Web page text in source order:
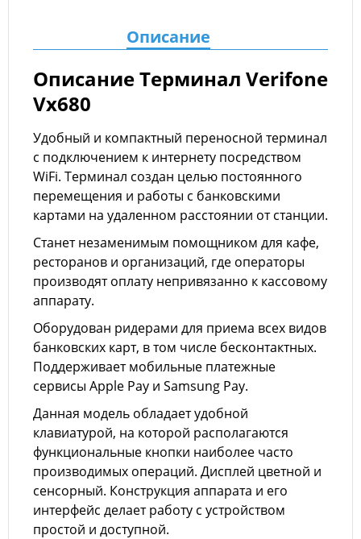
Описание
Описание Терминал Verifone
Vx680
Удобный и компактный переносной терминал
с подключением к интернету посредством
WiFi. Терминал создан целью постоянного
перемещения и работы с банковскими
картами на удаленном расстоянии от станции.
Станет незаменимым помощником для кафе,
ресторанов и организаций, где операторы
производят оплату непривязанно к кассовому
аппарату.
Оборудован ридерами для приема всех видов
банковских карт, в том числе бесконтактных.
Поддерживает мобильные платежные
сервисы Apple Pay и Samsung Pay.
Данная модель обладает удобной
клавиатурой, на которой располагаются
функциональные кнопки наиболее часто
производимых операций. Дисплей цветной и
сенсорный. Конструкция аппарата и его
интерфейс делает работу с устройством
простой и доступной.